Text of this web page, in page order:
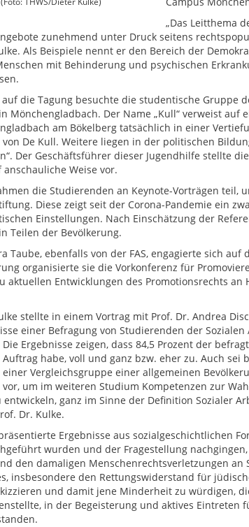
„Das Leitthema
zunehmend unter Druck seitens
Als Beispiele nennt er den Bereich der
mit Behinderung und psychischen
die Tagung besuchte die studentische Gruppe
Mönchengladbach. Der Name „Kull“ verweist auf
am Bökelberg tatsächlich in einer
De Kull. Weitere liegen in der politischen
Der Geschäftsführer dieser Jugendhilfe stellte
Weise vor.
die Studierenden an Keynote-Vorträgen teil,
Diese zeigt seit der Corona-Pandemie ein
Einstellungen. Nach Einschätzung der
Teilen der Bevölkerung.
Taube, ebenfalls von der FAS, engagierte sich
organisierte sie die Vorkonferenz für
aktuellen Entwicklungen des Promotionsrechts
stellte in einem Vortrag mit Prof. Dr. Andrea
einer Befragung von Studierenden der
Ergebnisse zeigen, dass 84,5 Prozent der
habe, voll und ganz bzw. eher zu. Auch
Vergleichsgruppe einer allgemeinen
vor, um im weiteren Studium Kompetenzen zur
entwickeln, ganz im Sinne der Definition Sozialer
Dr. Kulke.
Ergebnisse aus sozialgeschichtlichen
wurden und der Fragestellung
den damaligen Menschenrechtsverletzungen
insbesondere den Rettungswiderstand für
und damit jene Minderheit zu würdigen,
in der Begeisterung und aktives Eintreten